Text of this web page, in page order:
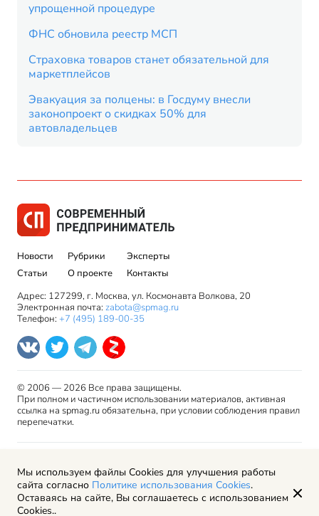
упрощенной процедуре
ФНС обновила реестр МСП
Страховка товаров станет обязательной для
маркетплейсов
Эвакуация за полцены: в Госдуму внесли
законопроект о скидках 50% для
автовладельцев
Новости
Статьи
Рубрики
О проекте
Эксперты
Контакты
Адрес: 127299, г. Москва, ул. Космонавта Волкова, 20
Электронная почта: zabota@spmag.ru
Телефон: +7 (495) 189-00-35
© 2006 — 2026 Все права защищены.
При полном и частичном использовании материалов, активная
ссылка на spmag.ru обязательна, при условии соблюдения правил
перепечатки.
права
Пользовательское соглашение
Политика обработки персональных данных
Рекламодателям
Мы используем файлы Cookies для улучшения работы
сайта согласно Политике использования Cookies.
Оставаясь на сайте, Вы соглашаетесь с использованием
Cookies..